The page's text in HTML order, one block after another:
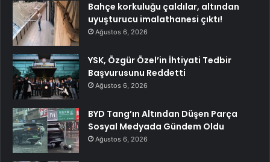
Bahçe korkuluğu çaldılar, altından
uyuşturucu imalathanesi çıktı!
Ağustos 6, 2026
YSK, Özgür Özel’in İhtiyati Tedbir
Başvurusunu Reddetti
Ağustos 6, 2026
BYD Tang’ın Altından Düşen Parça
Sosyal Medyada Gündem Oldu
Ağustos 6, 2026